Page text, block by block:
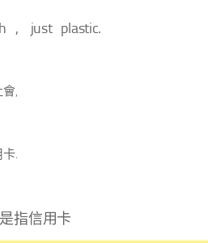
, just plastic.
,
.
指信用卡